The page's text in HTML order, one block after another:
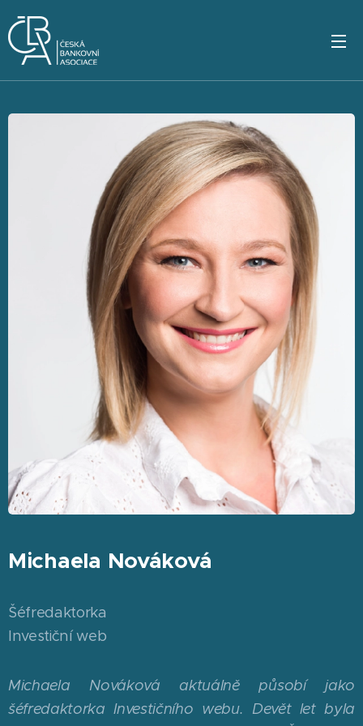
Michaela Nováková
Šéfredaktorka
Investiční web
Michaela Nováková aktuálně působí jako
šéfredaktorka Investičního webu. Devět let byla